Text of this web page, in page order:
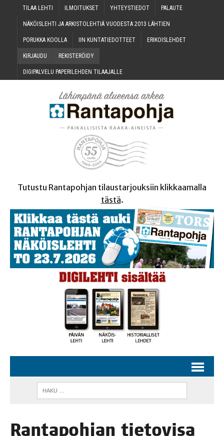
TILAA LEH­TI ILMOI­TUK­SET YHTEYS­TIE­DOT PALAU­TE
NÄKÖIS­LEH­TI JA ARKIS­TO­LEH­TIÄ VUO­DES­TA 2013 LÄHTIEN
PORUK­KA KOOLLA IIN KUN­TA­TIE­DOT­TEET ERI­KOIS­LEH­DET
KIR­JAU­DU REKIS­TE­RÖI­DY
DIGI­PAL­VE­LU PAPE­RI­LEH­DEN TILAAJALLE
Tutustu Rantapohjan tilaustarjouksiin klikkaamalla
tästä.
Ran­ta­poh­jan tie­to­vi­sa